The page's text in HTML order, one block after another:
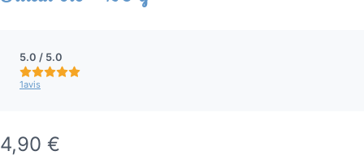
e
5.0 / 5.0
1avis
M
4,90 €